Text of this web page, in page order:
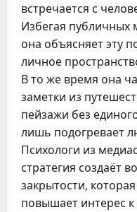
встречается с
Избегая публичных
она объясняет эту
личное
В то же время она
заметки из
пейзажи без
лишь подогревает
Психологи из
стратегия создаёт
закрытости,
повышает интерес